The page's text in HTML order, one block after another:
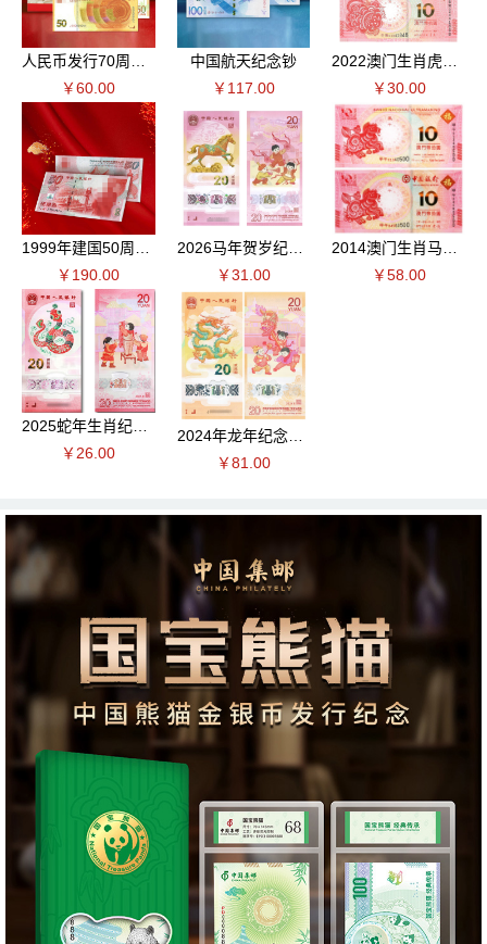
￥60.00
中国航天纪念钞
￥117.00
￥30.00
1999年建国50周年纪念钞 单张（裸钞）
￥190.00
2026马年贺岁纪念钞 单枚
￥31.00
2014澳门生肖马钞 对号钞后三同
￥58.00
2025蛇年生肖纪念钞
￥26.00
2024年龙年纪念钞 单张
￥81.00